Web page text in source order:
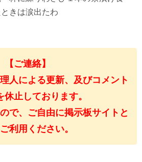
ときは涙出たわ
【ご連絡】
人による更新、及びコメント
休止しております。
で、ご自由に掲示板サイトと
利用ください。